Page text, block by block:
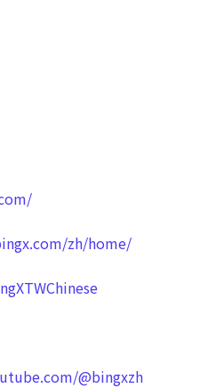
zh/home/
@bingxzh